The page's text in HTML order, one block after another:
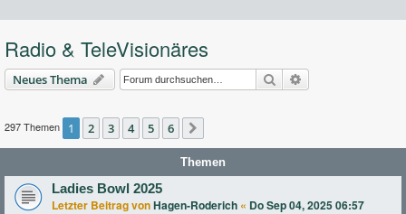
Radio & TeleVisionäres
Neues Thema Suche
297 Themen 1 2 3 4 5 6
Themen
Ladies Bowl 2025
Letzter Beitrag vonHagen-Roderich « Do Sep 04, 2025 06:57